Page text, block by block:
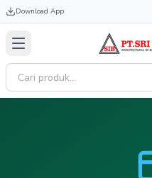
Download App